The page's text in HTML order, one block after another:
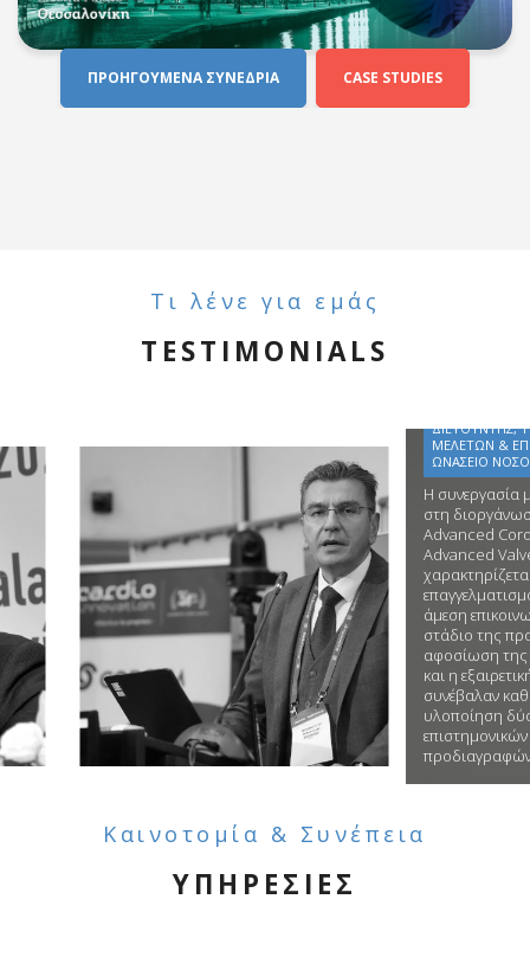
ΠΡΟΗΓΟΥΜΕΝΑ ΣΥΝΕΔΡΙΑ CASE STUDIES
Τι λένε για εμάς
TESTIMONIALS
ΔΙΕΥΘΥΝΤΗΣ, ΤΜΗΜΑ ΑΙΜΟΔΥΝΑΜΙΚΩΝ
ΜΕΛΕΤΩΝ & ΕΠΕΜΒΑΤΙΚΗΣ
ΩΝΑΣΕΙΟ ΝΟΣΟΚΟΜΕΙΟ, ΑΘΗΝΑ
Η συνεργασία μου με τη Medevents
στη διοργάνωση των συνεδρίων
Advanced Coronary Therapies και
Advanced Valve Therapies
χαρακτηρίζεται από υψηλό
επαγγελματισμό, άριστη οργάνωση,
άμεση επικοινωνία και συνέπεια σε
στάδιο της προετοιμασίας. Η
αφοσίωση της ομάδας στην
και η εξαιρετική συνεργασία μας
συνέβαλαν καθοριστικά στην επιτυχή
υλοποίηση δύο διεθνών
επιστημονικών διοργανώσεων
προδιαγραφών.
Καινοτομία & Συνέπεια
ΥΠΗΡΕΣΙΕΣ